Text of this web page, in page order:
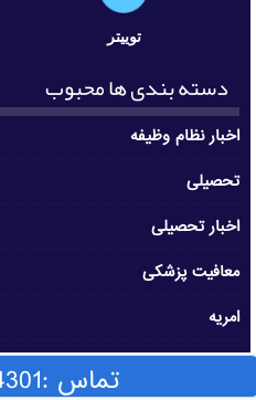
تماس :0634301-0996
توییتر
دسته بندی ها محبوب
اخبار نظام وظیفه
تحصیلی
اخبار تحصیلی
معافیت پزشکی
امریه
خدمت سربازی